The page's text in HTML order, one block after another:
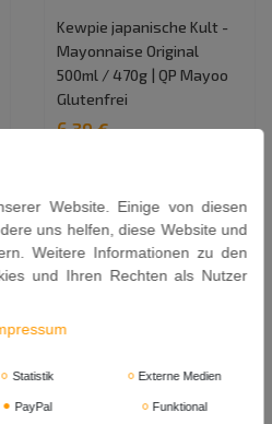
Kewpie japanische Kult -
Mayonnaise Original
500ml / 470g | QP Mayoo
Glutenfrei
6,39 €
In den Warenkorb
Website. Einige von diesen
uns helfen, diese Website und
Weitere Informationen zu den
und Ihren Rechten als Nutzer
Statistik Externe Medien
PayPal Funktional